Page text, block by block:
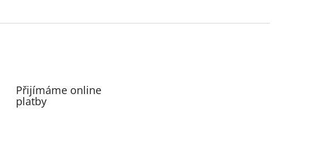
Přijímáme online
platby